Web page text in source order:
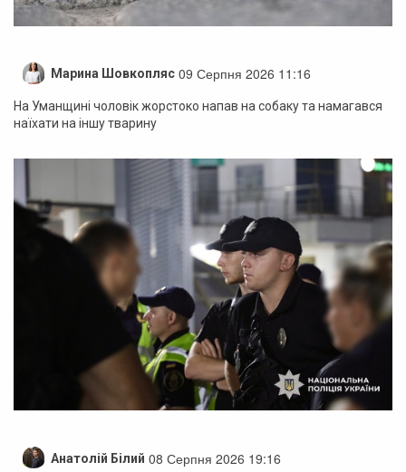
Марина Шовкопляс 09 Серпня 2026 11:16
На Уманщині чоловік жорстоко напав на собаку та намагався
наїхати на іншу тварину
Анатолій Білий 08 Серпня 2026 19:16